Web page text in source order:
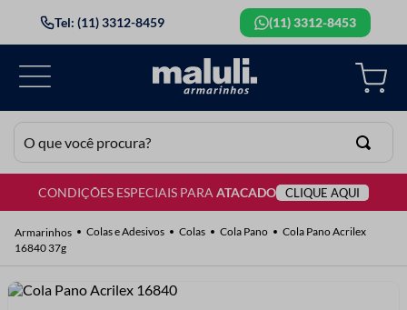
Tel: (11) 3312-8459 (11) 3312-8453
O que você procura?
CONDIÇÕES ESPECIAIS PARAATACADO CLIQUE AQUI
Colas e Adesivos Colas Cola Pano
Cola Pano Acrilex
16840 37g
TERMOS MAIS BUSCADOS
2 º
barbante
3º
botão